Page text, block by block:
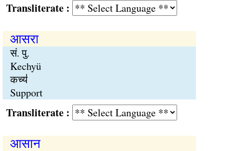
:
आसरा
सं. पु.
Kechyü
कच्य॑
Support
:
आसान